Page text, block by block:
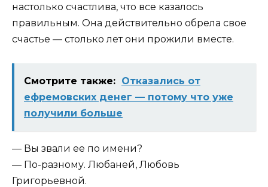
настолько счастлива, что все казалось
правильным. Она действительно обрела свое
счастье — столько лет они прожили вместе.
Смотрите также: Отказались от
ефремовских денег — потому что уже
получили больше
— Вы звали ее по имени?
— По-разному. Любаней, Любовь
Григорьевной.